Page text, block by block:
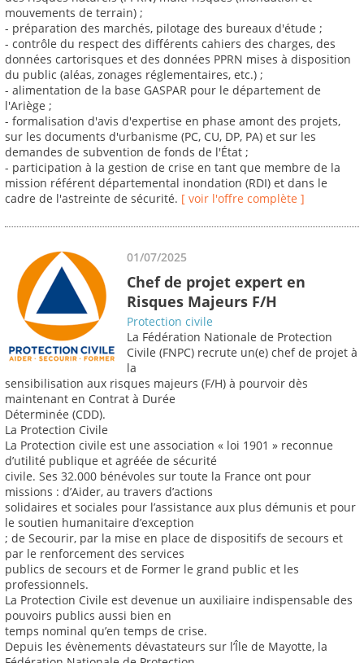
mouvements de terrain) ;
- préparation des marchés, pilotage des bureaux d'étude ;
- contrôle du respect des différents cahiers des charges, des
données cartorisques et des données PPRN mises à disposition
du public (aléas, zonages réglementaires, etc.) ;
- alimentation de la base GASPAR pour le département de
l'Ariège ;
- formalisation d'avis d'expertise en phase amont des projets,
sur les documents d'urbanisme (PC, CU, DP, PA) et sur les
demandes de subvention de fonds de l'État ;
- participation à la gestion de crise en tant que membre de la
mission référent départemental inondation (RDI) et dans le
cadre de l'astreinte de sécurité. [ voir l'offre complète ]
01/07/2025
Chef de projet expert en
Risques Majeurs F/H
Protection civile
La Fédération Nationale de Protection
Civile (FNPC) recrute un(e) chef de projet à
la
sensibilisation aux risques majeurs (F/H) à pourvoir dès
maintenant en Contrat à Durée
Déterminée (CDD).
La Protection Civile
La Protection civile est une association « loi 1901 » reconnue
d’utilité publique et agréée de sécurité
civile. Ses 32.000 bénévoles sur toute la France ont pour
missions : d’Aider, au travers d’actions
solidaires et sociales pour l’assistance aux plus démunis et pour
le soutien humanitaire d’exception
; de Secourir, par la mise en place de dispositifs de secours et
par le renforcement des services
publics de secours et de Former le grand public et les
professionnels.
La Protection Civile est devenue un auxiliaire indispensable des
pouvoirs publics aussi bien en
temps nominal qu’en temps de crise.
Depuis les évènements dévastateurs sur l’Île de Mayotte, la